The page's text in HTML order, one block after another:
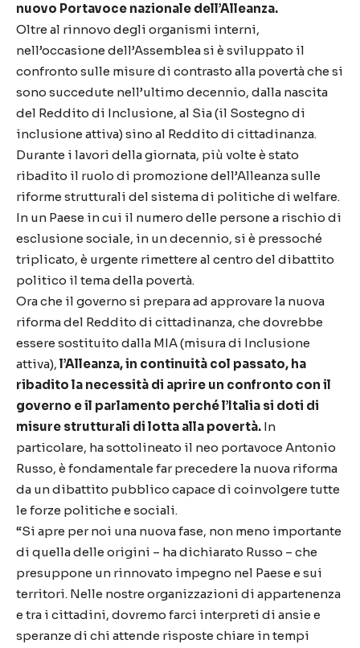
nuovo Portavoce nazionale dell’Alleanza.
Oltre al rinnovo degli organismi interni,
nell’occasione dell’Assemblea si è sviluppato il
confronto sulle misure di contrasto alla povertà che si
sono succedute nell’ultimo decennio, dalla nascita
del Reddito di Inclusione, al Sia (il Sostegno di
inclusione attiva) sino al Reddito di cittadinanza.
Durante i lavori della giornata, più volte è stato
ribadito il ruolo di promozione dell’Alleanza sulle
riforme strutturali del sistema di politiche di welfare.
In un Paese in cui il numero delle persone a rischio di
esclusione sociale, in un decennio, si è pressoché
triplicato, è urgente rimettere al centro del dibattito
politico il tema della povertà.
Ora che il governo si prepara ad approvare la nuova
riforma del Reddito di cittadinanza, che dovrebbe
essere sostituito dalla MIA (misura di Inclusione
attiva), l’Alleanza, in continuità col passato, ha
ribadito la necessità di aprire un confronto con il
governo e il parlamento perché l’Italia si doti di
misure strutturali di lotta alla povertà. In
particolare, ha sottolineato il neo portavoce Antonio
Russo, è fondamentale far precedere la nuova riforma
da un dibattito pubblico capace di coinvolgere tutte
le forze politiche e sociali.
“Si apre per noi una nuova fase, non meno importante
di quella delle origini – ha dichiarato Russo – che
presuppone un rinnovato impegno nel Paese e sui
territori. Nelle nostre organizzazioni di appartenenza
e tra i cittadini, dovremo farci interpreti di ansie e
speranze di chi attende risposte chiare in tempi